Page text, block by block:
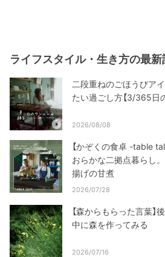
ライフスタイル・生き方の最新
二段重ねのごほうびア
たい過ごし方【3/365日
2026/08/08
【かぞくの食卓 -table
おらかな二拠点暮らし
揚げの甘煮
2026/07/28
【森からもらった言葉
中に森を作ってみる
2026/07/16